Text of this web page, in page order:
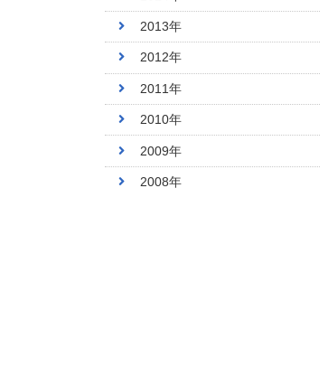
2013年
2012年
2011年
2010年
2009年
2008年